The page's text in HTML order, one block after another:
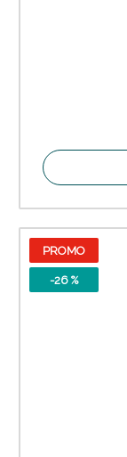
PROMO
-26 %